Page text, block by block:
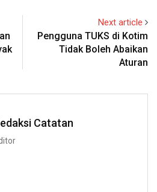
Next article
Pengguna TUKS di Kotim
Tidak Boleh Abaikan
Aturan
Catatan